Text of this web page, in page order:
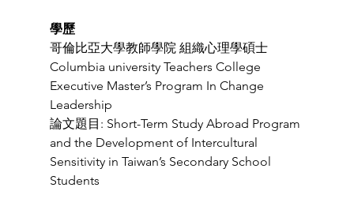
學歷
哥倫比亞大學教師學院 組織心理學碩士
Columbia university Teachers College
Executive Master’s Program In Change
Leadership
論文題目: Short-Term Study Abroad Program
and the Development of Intercultural
Sensitivity in Taiwan’s Secondary School
Students